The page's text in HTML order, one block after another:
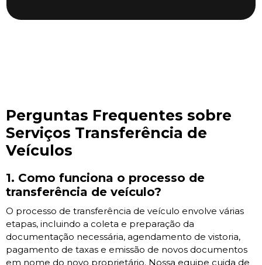
Perguntas Frequentes sobre
Serviços Transferência de
Veículos
1. Como funciona o processo de
transferência de veículo?
O processo de transferência de veículo envolve várias
etapas, incluindo a coleta e preparação da
documentação necessária, agendamento de vistoria,
pagamento de taxas e emissão de novos documentos
em nome do novo proprietário. Nossa equipe cuida de